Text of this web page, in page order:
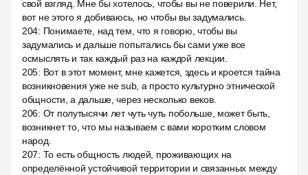
свой взгляд. Мне бы хотелось, чтобы вы не поверили. Нет,
вот не этого я добиваюсь, но чтобы вы задумались.
204: Понимаете, над тем, что я говорю, чтобы вы
задумались и дальше попытались бы сами уже все
осмыслять и так каждый раз на каждой лекции.
205: Вот в этот момент, мне кажется, здесь и кроется тайна
возникновения уже не sub, а просто культурно этнической
общности, а дальше, через несколько веков.
206: От полутысячи лет чуть чуть побольше, может быть,
возникнет то, что мы называем с вами коротким словом
народ.
207: То есть общность людей, проживающих на
определённой устойчивой территории и связанных между